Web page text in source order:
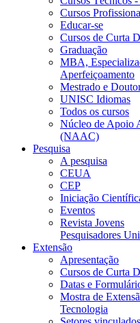
Cursos
Educar-se
Cursos de Curta
Graduação
MBA,
Aperfeiçoamento
Mestrado e
UNISC Idiomas
Todos os cursos
Núcleo de Apoio
(NAAC)
Pesquisa
A pesquisa
CEUA
CEP
Iniciação
Eventos
Revista Jovens
Pesquisadores
Extensão
Apresentação
Cursos de Curta
Datas e
Mostra de
Tecnologia